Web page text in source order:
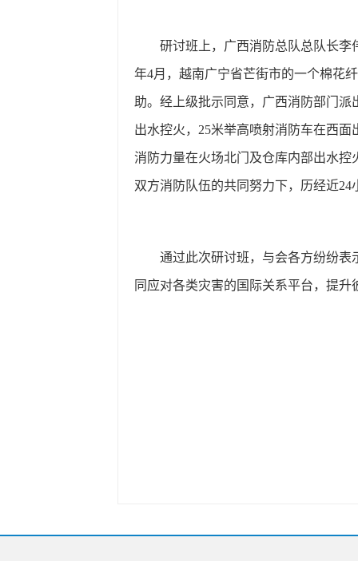
研讨班上，广西消防总队总队长
年4月，越南广宁省芒街市的一个棉花
助。经上级批示同意，广西消防部门
出水控火，25米举高喷射消防车在西
消防力量在火场北门及仓库内部出水
双方消防队伍的共同努力下，历经近
通过此次研讨班，与会各方纷纷
同应对各类灾害的国际关系平台，提